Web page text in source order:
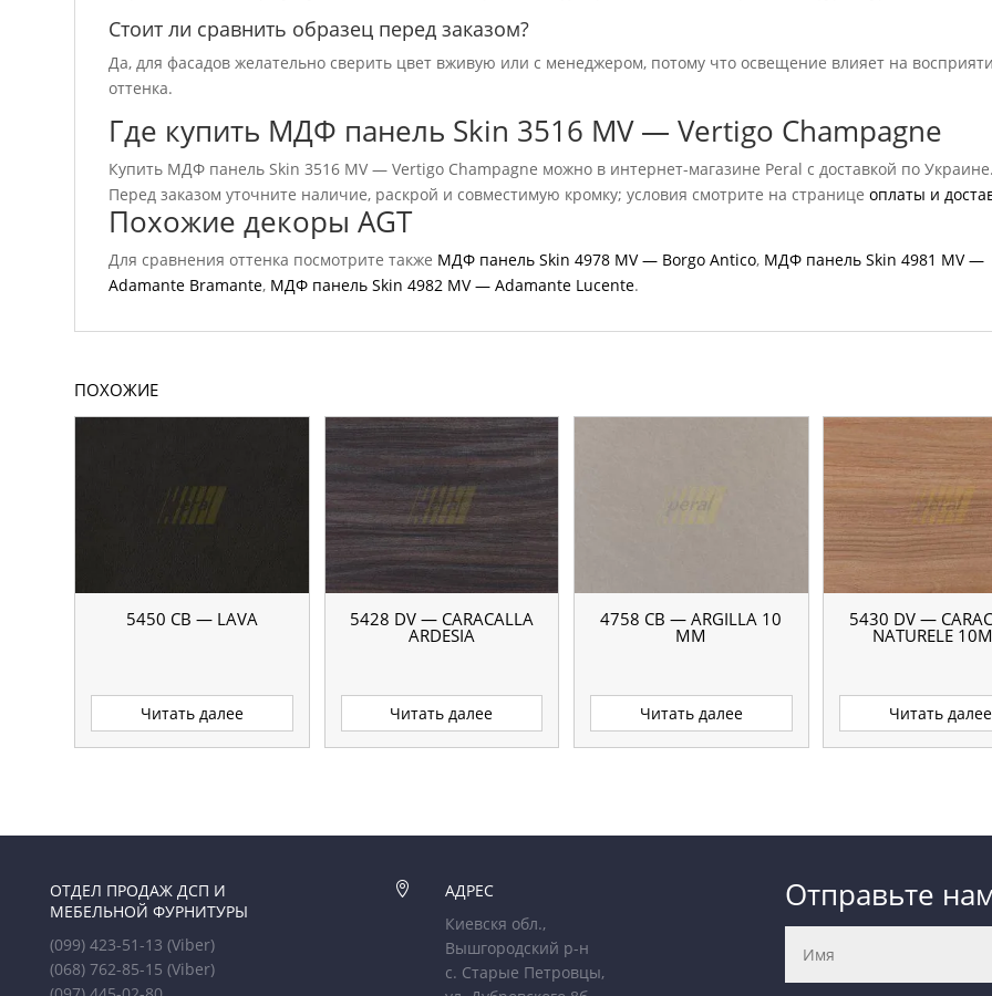
Стоит ли сравнить образец перед заказом?
Да, для фасадов желательно сверить цвет вживую или с менеджером, потому что освещение влияет на
оттенка.
Где купить МДФ панель Skin 3516 MV — Vertigo Champagne
Купить МДФ панель Skin 3516 MV — Vertigo Champagne можно в интернет-магазине Peral с доставкой по
Перед заказом уточните наличие, раскрой и совместимую кромку; условия смотрите на страницеоплаты и
Похожие декоры AGT
Для сравнения оттенка посмотрите также МДФ панель Skin 4978 MV — Borgo Antico, МДФ панель Skin 4981 MV —
Adamante Bramante, МДФ панель Skin 4982 MV — Adamante Lucente.
ПОХОЖИЕ
5450 CB — LAVA
Читать далее
5428 DV — CARACALLA
ARDESIA
Читать далее
4758 CB — ARGILLA 10
ММ
Читать далее
5430 DV —
NATURELE
Читать далее
ОТДЕЛ ПРОДАЖ ДСП И
МЕБЕЛЬНОЙ ФУРНИТУРЫ
(099) 423-51-13(Viber)
(068) 762-85-15(Viber)

АДРЕС
Киевскя обл.,
Вышгородский р-н
с. Старые Петровцы,
Отправьте